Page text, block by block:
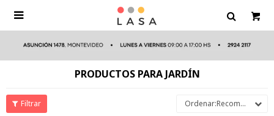

PRODUCTOS PARA JARDÍN
Recomendados